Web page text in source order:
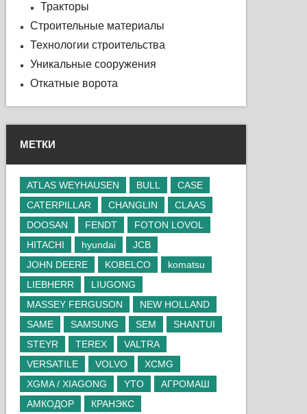
Тракторы
Строительные материалы
Технологии строительства
Уникальные сооружения
Откатные ворота
МЕТКИ
ATLAS WEYHAUSEN BULL
CASE
CATERPILLAR
CHANGLIN
CLAAS
DOOSAN
FENDT
FOTON LOVOL
HITACHI
hyundai
JCB
JOHN DEERE
KOBELCO
komatsu
LIEBHERR
LIUGONG
MASSEY FERGUSON
NEW HOLLAND
SAME
SAMSUNG SEM
SHANTUI
STEYR
TEREX
VALTRA
VERSATILE
VOLVO
XCMG
XGMA / XIAGONG
YTO
АГРОМАШ
АМКОДОР
КРАНЭКС